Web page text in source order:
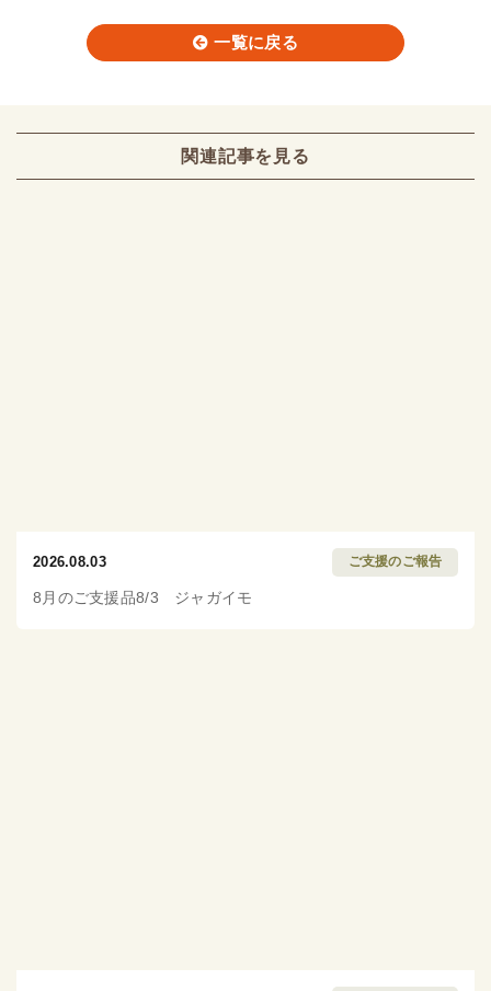
一覧に戻る
関連記事を見る
2026.08.03 ご支援のご報告
8月のご支援品8/3 ジャガイモ